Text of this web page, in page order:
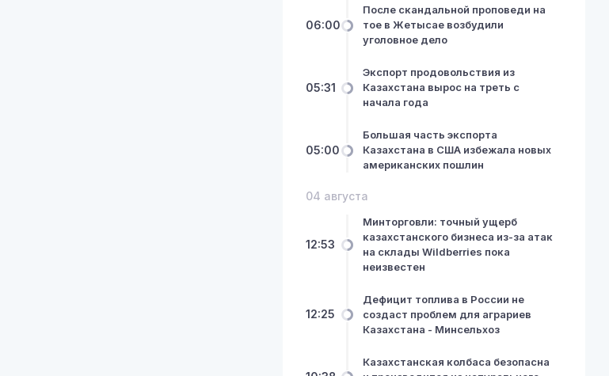
06:00
После скандальной проповеди на
тое в Жетысае возбудили
уголовное дело
05:31
Экспорт продовольствия из
Казахстана вырос на треть с
начала года
05:00
Большая часть экспорта
Казахстана в США избежала новых
американских пошлин
04 августа
12:53
Минторговли: точный ущерб
казахстанского бизнеса из-за атак
на склады Wildberries пока
неизвестен
12:25
Дефицит топлива в России не
создаст проблем для аграриев
Казахстана - Минсельхоз
Казахстанская колбаса безопасна